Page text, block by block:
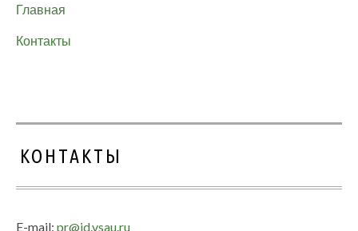
Главная
Контакты
КОНТАКТЫ
E-mail: pr@id.vsau.ru